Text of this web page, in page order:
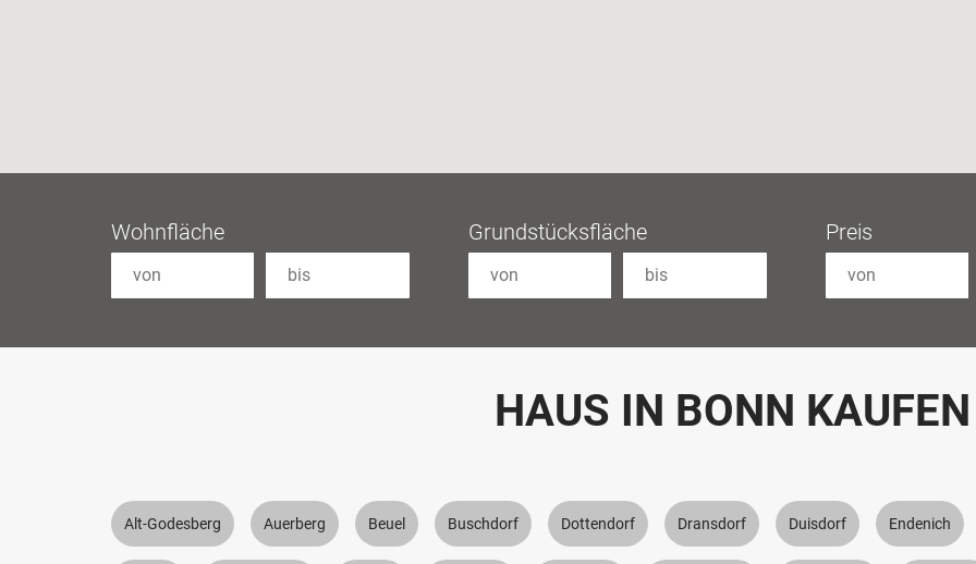
Wohnfläche Grundstücksfläche Preis
HAUS IN BONN KAUFEN
Alt-Godesberg Auerberg Beuel Buschdorf Dottendorf Dransdorf Duisdorf Endenich